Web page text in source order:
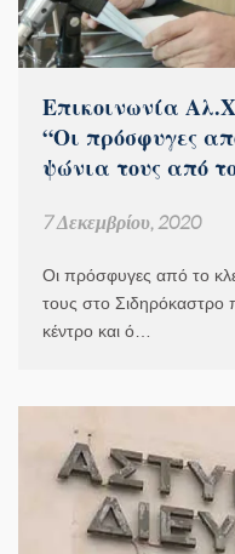
Επικοινωνία
“Οι πρόσφυγες
ψώνια τους από
7 Δεκεμβρίου, 2020
Οι πρόσφυγες από το
τους στο Σιδηρόκαστρο
κέντρο και ό…